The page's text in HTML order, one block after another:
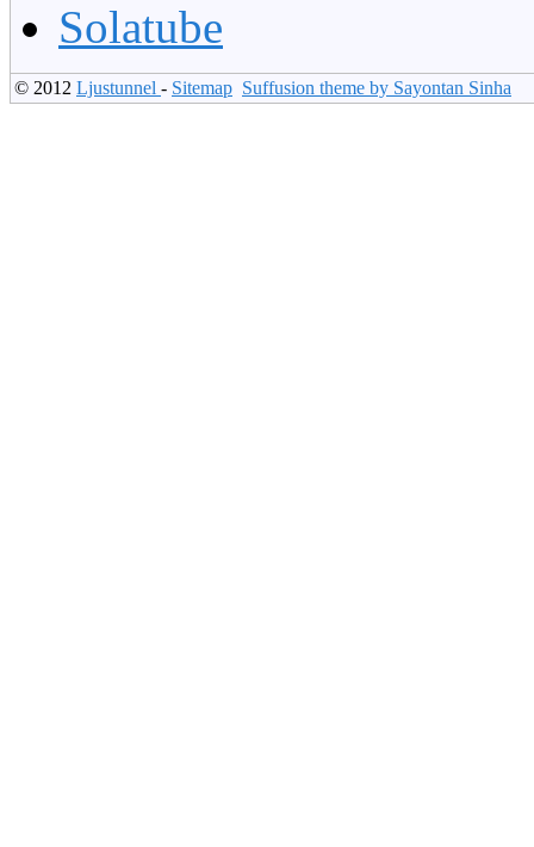
Solatube
© 2012 Ljustunnel - Sitemap Suffusion theme by Sayontan Sinha